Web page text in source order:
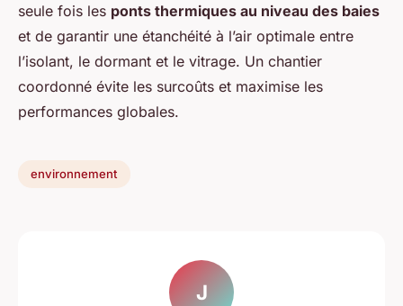
seule fois les ponts thermiques au niveau des baies
et de garantir une étanchéité à l’air optimale entre
l’isolant, le dormant et le vitrage. Un chantier
coordonné évite les surcoûts et maximise les
performances globales.
environnement
J